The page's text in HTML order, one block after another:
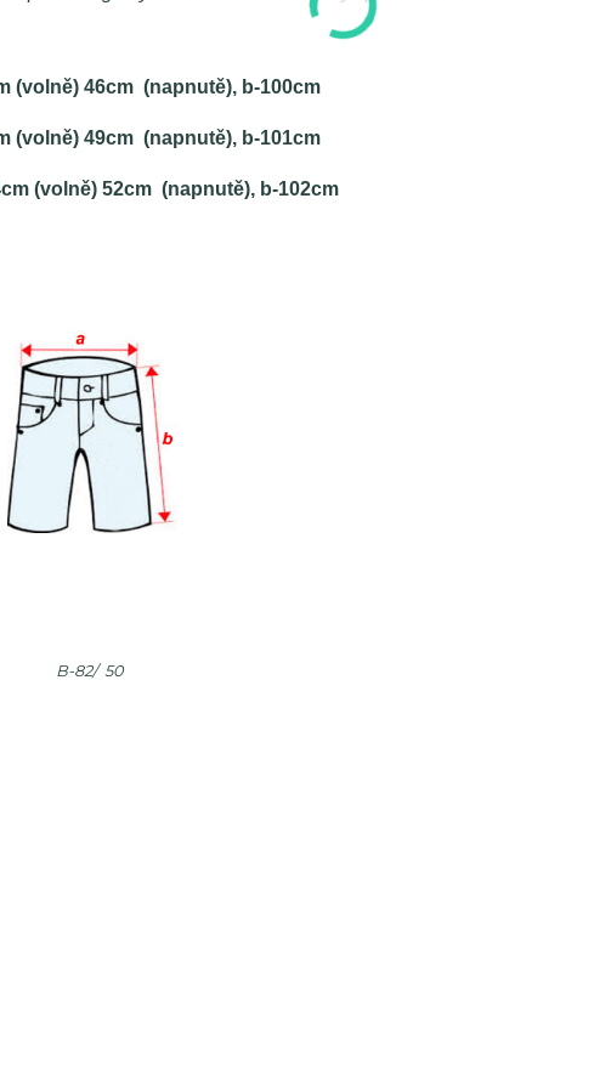
(volně) 46cm (napnutě), b-100cm
(volně) 49cm (napnutě), b-101cm
(volně) 52cm (napnutě), b-102cm
B-82/ 50